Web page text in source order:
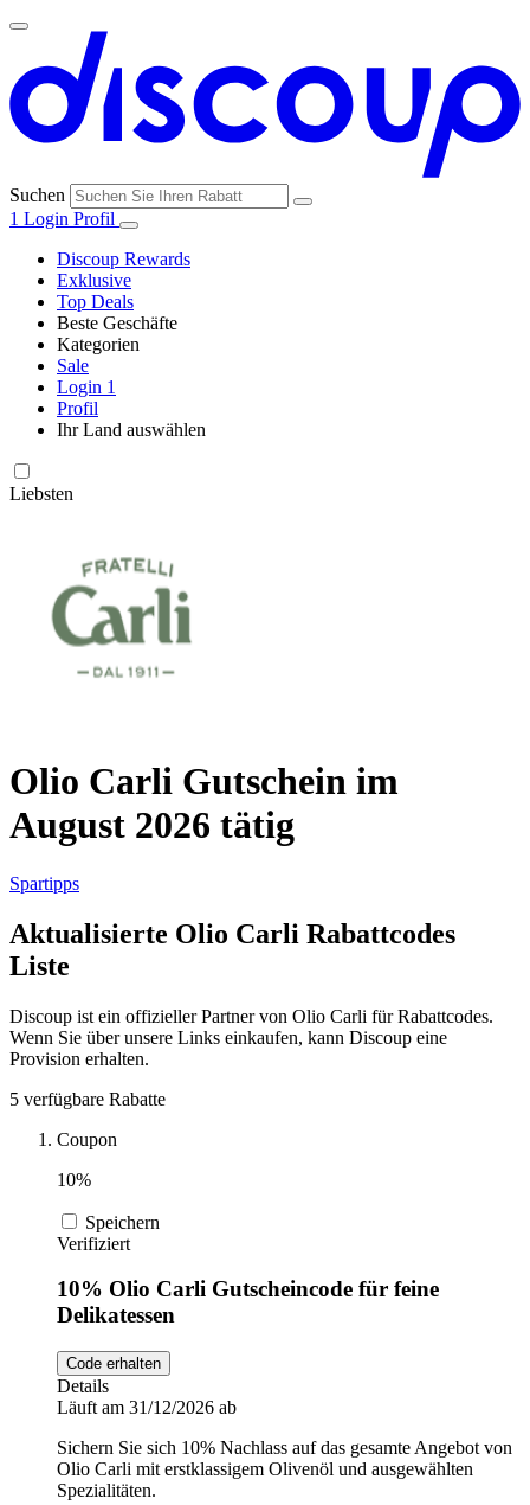
Suchen
1 Login Profil
Discoup Rewards
Exklusive
Top Deals
Beste Geschäfte
Amazon
Peek und
Cloppenburg
Pandora
Douglas
DocMorris
Audible
Oakley
Guess
Kategorien
Kleidung und
Schuhe
Sport und
Autos und
Motorräder
Sale
Login 1
Profil
Ihr Land auswählen
Liebsten
Olio Carli Gutschein im
August 2026 tätig
Spartipps
Aktualisierte Olio Carli Rabattcodes
Liste
Discoup ist ein offizieller Partner von Olio Carli für Rabattcodes.
Wenn Sie über unsere Links einkaufen, kann Discoup eine
Provision erhalten.
5 verfügbare Rabatte
Coupon
10%
Speichern
Verifiziert
10% Olio Carli Gutscheincode für feine
Delikatessen
Code erhalten
Details
Läuft am 31/12/2026 ab
Sichern Sie sich 10% Nachlass auf das gesamte Angebot von
Olio Carli mit erstklassigem Olivenöl und ausgewählten
Spezialitäten.